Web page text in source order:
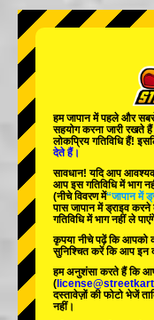
कंपनी
टोक्यो अकीहबारा#2
टोक्यो शिबुया एनेक्स
टोक्यो असाकुसा
ओकिनावा
हम जापान मेंपहलेऔर
सहयोग करना जारी रखते
लोकप्रिय गतिविधिहैं!
देते हैं।
सावधान! यदि आप
आप इस गतिविधि में भाग
(नीचे विवरण में“जापान में
पास जापान में ड्राइव
गतिविधि में भाग नहीं ले
कृपया नीचे पढ़ें कि आपको
सुनिश्चित करें कि आप इन
हम अनुशंसा करते हैं कि
(
दस्तावेज़ों की फोटो भेजें
नहीं।